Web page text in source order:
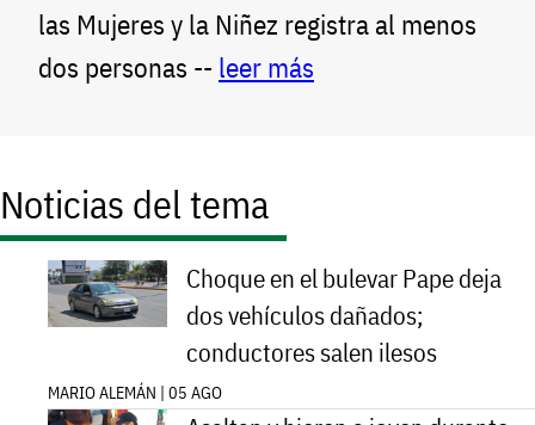
las Mujeres y la Niñez registra al menos
dos personas -- leer más
Noticias del tema
Choque en el bulevar Pape deja
dos vehículos dañados;
conductores salen ilesos
MARIO ALEMÁN | 05 AGO